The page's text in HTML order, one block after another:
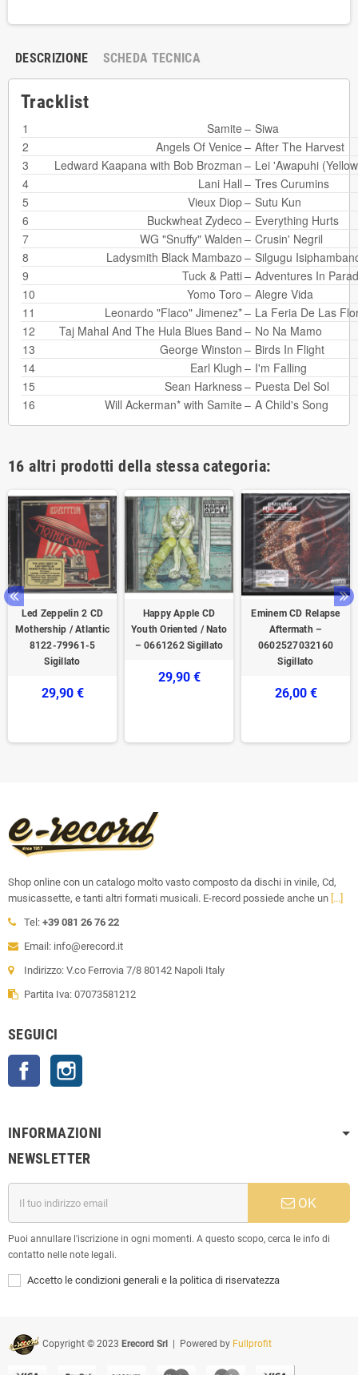
DESCRIZIONE SCHEDA TECNICA
Tracklist
1 Samite – Siwa
2
Angels Of Venice – After The Harvest
3
Ledward Kaapana with Bob Brozman – Lei 'Awapuhi
4
Lani Hall – Tres Curumins
5
Vieux Diop– Sutu Kun
6
Buckwheat Zydeco – Everything Hurts
7
WG "Snuffy" Walden – Crusin' Negril
8
Ladysmith Black Mambazo – Silgugu
9
Tuck & Patti– Adventures In
10
Yomo Toro – Alegre Vida
11
Leonardo "Flaco" Jimenez*– La Feria De Las
12
Taj Mahal And The Hula Blues Band – No Na Mamo
13
George Winston – Birds In Flight
14
Earl Klugh – I'm Falling
15
Sean Harkness– Puesta Del Sol
16
Will Ackerman* with Samite – A Child's Song
16 altri prodotti della stessa categoria:
Led Zeppelin 2 CD
Mothership / Atlantic
8122-79961-5
Sigillato
29,90 €
Happy Apple CD
Youth Oriented / Nato
– 0661262 Sigillato
29,90 €
Eminem CD Relapse
Aftermath –
0602527032160
Sigillato
26,00 €
Shop online con un catalogo molto vasto composto da dischi in vinile, Cd,
musicassette, e tanti altri formati musicali. E-record possiede anche un [...]
Tel: +39 081 26 76 22
Email: info@erecord.it
Indirizzo: V.co Ferrovia 7/8 80142 Napoli Italy
Partita Iva: 07073581212
SEGUICI
Facebook
INFORMAZIONI
NEWSLETTER
OK
Puoi annullare l'iscrizione in ogni momenti. A questo scopo, cerca le info di
contatto nelle note legali.
Accetto le condizioni generali e la politica di riservatezza
Copyright © 2023 Erecord Srl | Powered by Fullprofit